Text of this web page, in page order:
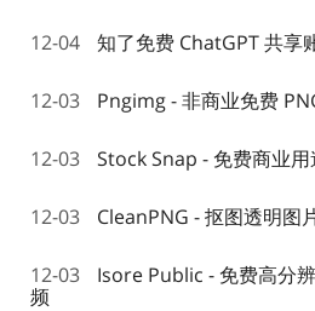
12-04 知了免费 ChatGPT 共享
12-03 Pngimg - 非商业免费
12-03 Stock Snap - 免费商业
12-03 CleanPNG - 抠图透明图
12-03
Isore Public - 免费高分
频